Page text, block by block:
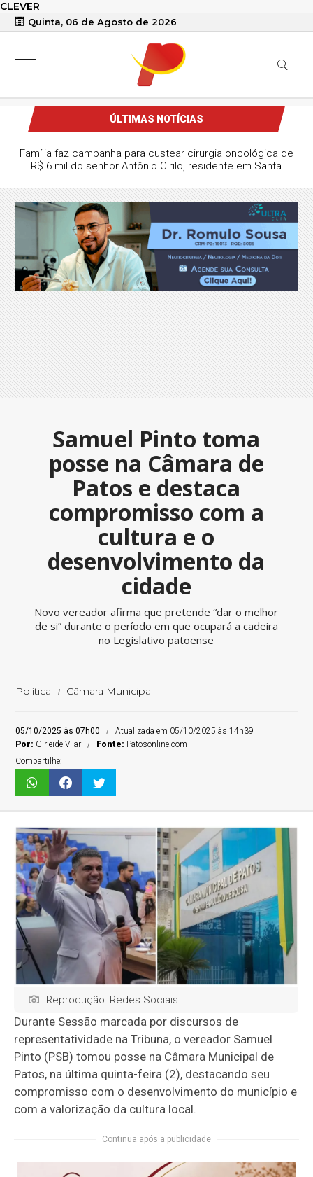
CLEVER
Quinta, 06 de Agosto de 2026
ÚLTIMAS NOTÍCIAS
Família faz campanha para custear cirurgia oncológica de
R$ 6 mil do senhor Antônio Cirilo, residente em Santa
Samuel Pinto toma
posse na Câmara de
Patos e destaca
compromisso com a
cultura e o
desenvolvimento da
cidade
Novo vereador afirma que pretende “dar o melhor
de si” durante o período em que ocupará a cadeira
no Legislativo patoense
Política Câmara Municipal
05/10/2025 às 07h00
Atualizada em 05/10/2025 às 14h39
Por: Girleide Vilar Fonte: Patosonline.com
Compartilhe:
Reprodução: Redes Sociais
Durante Sessão marcada por discursos de
representatividade na Tribuna, o vereador Samuel
Pinto (PSB) tomou posse na Câmara Municipal de
Patos, na última quinta-feira (2), destacando seu
compromisso com o desenvolvimento do município e
com a valorização da cultura local.
Continua após a publicidade